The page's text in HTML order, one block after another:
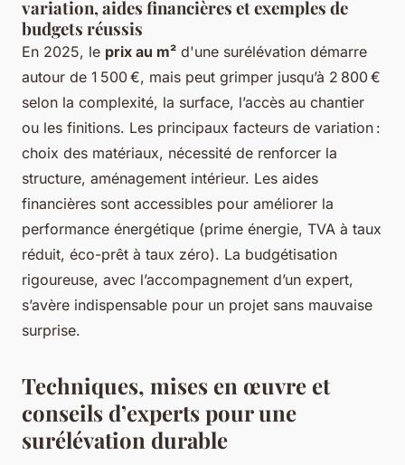
variation, aides financières et exemples de
budgets réussis
En 2025, le prix au m² d'une surélévation démarre
autour de 1 500 €, mais peut grimper jusqu’à 2 800 €
selon la complexité, la surface, l’accès au chantier
ou les finitions. Les principaux facteurs de variation :
choix des matériaux, nécessité de renforcer la
structure, aménagement intérieur. Les aides
financières sont accessibles pour améliorer la
performance énergétique (prime énergie, TVA à taux
réduit, éco-prêt à taux zéro). La budgétisation
rigoureuse, avec l’accompagnement d’un expert,
s’avère indispensable pour un projet sans mauvaise
surprise.
Techniques, mises en œuvre et
conseils d’experts pour une
surélévation durable